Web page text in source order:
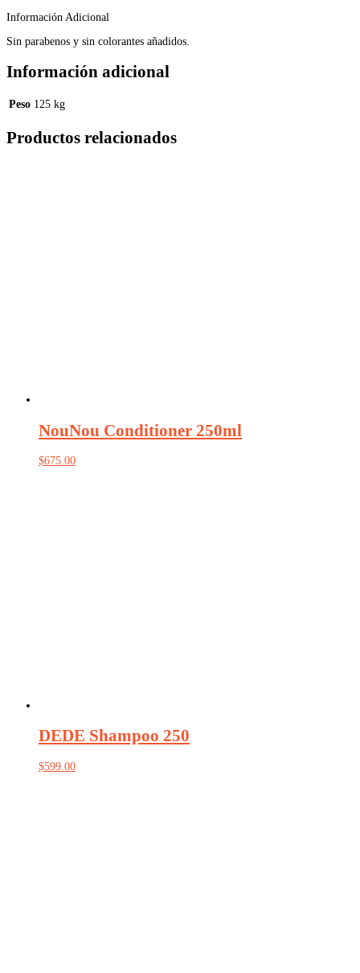
Información Adicional
Sin parabenos y sin colorantes añadidos.
Información adicional
Peso 125 kg
Productos relacionados
NouNou Conditioner 250ml
$675.00
DEDE Shampoo 250
$599.00